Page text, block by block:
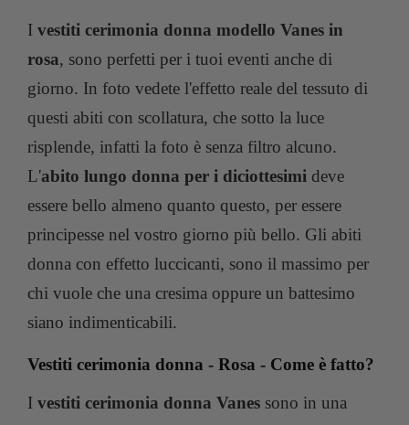
I vestiti cerimonia donna modello Vanes in
rosa, sono perfetti per i tuoi eventi anche di
giorno. In foto vedete l'effetto reale del tessuto di
questi abiti con scollatura, che sotto la luce
risplende, infatti la foto è senza filtro alcuno.
L'abito lungo donna per i diciottesimi deve
essere bello almeno quanto questo, per essere
principesse nel vostro giorno più bello. Gli abiti
donna con effetto luccicanti, sono il massimo per
chi vuole che una cresima oppure un battesimo
siano indimenticabili.
Vestiti cerimonia donna - Rosa - Come è fatto?
I vestiti cerimonia donna Vanes sono in una